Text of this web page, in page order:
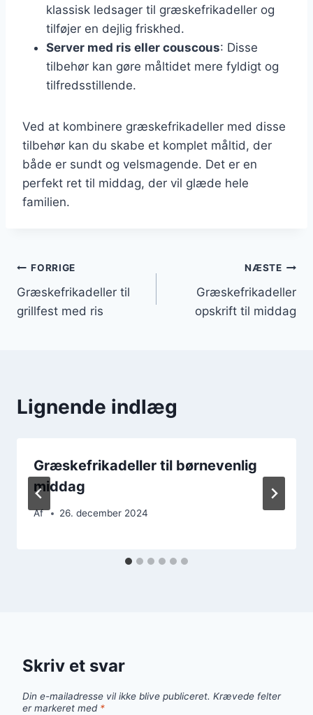
klassisk ledsager til græskefrikadeller og
tilføjer en dejlig friskhed.
Server med ris eller couscous: Disse
tilbehør kan gøre måltidet mere fyldigt og
tilfredsstillende.
Ved at kombinere græskefrikadeller med disse
tilbehør kan du skabe et komplet måltid, der
både er sundt og velsmagende. Det er en
perfekt ret til middag, der vil glæde hele
familien.
Indlægsnavigation
FORRIGE
Græskefrikadeller til
grillfest med ris
NÆSTE
Græskefrikadeller
opskrift til middag
Lignende indlæg
Græskefrikadeller til børnevenlig
middag
Af 26. december 2024
Skriv et svar
Din e-mailadresse vil ikke blive publiceret. Krævede felter
er markeret med *